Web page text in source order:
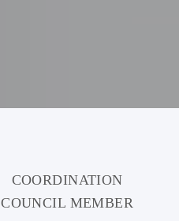
COORDINATION
COUNCIL MEMBER